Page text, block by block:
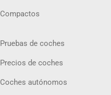
Compactos
Pruebas de coches
Precios de coches
Coches autónomos